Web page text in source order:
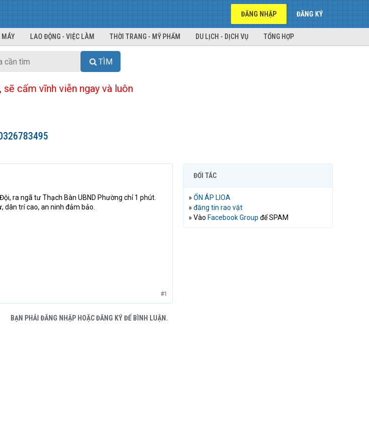
ĐĂNG NHẬP ĐĂNG KÝ
MÁY LAO ĐỘNG - VIỆC LÀM THỜI TRANG - MỸ PHẨM DU LỊCH - DỊCH VỤ TỔNG HỢP
TÌM
cấm vĩnh viễn ngay và luôn
ra ngã tư Thạch Bàn UBND Phường chỉ 1 phút.
dân trí cao, an ninh đảm bảo.
#1
BẠN PHẢI ĐĂNG NHẬP HOẶC ĐĂNG KÝ ĐỂ BÌNH LUẬN.
ĐỐI TÁC
» ỔN ÁP LIOA
» đăng tin rao vặt
» Vào Facebook Group để SPAM